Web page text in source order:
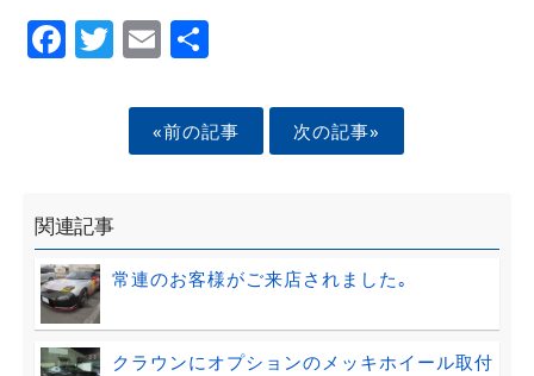
Facebook
Twitter
EmailShare
«前の記事 次の記事»
関連記事
常連のお客様がご来店されました｡
クラウンにオプションのメッキホイール取付